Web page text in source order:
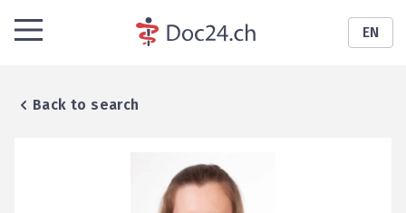
EN
Back to search